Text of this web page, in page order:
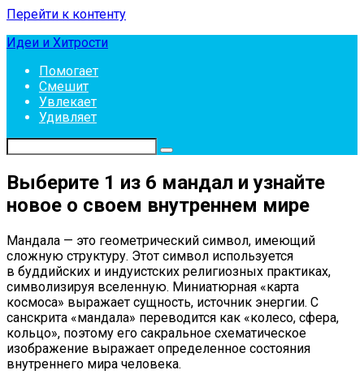
Перейти к контенту
Идеи и Хитрости
Помогает
Смешит
Увлекает
Удивляет
Выберите 1 из 6 мандал и узнайте
новое о своем внутреннем мире
Мандала — это геометрический символ, имеющий
сложную структуру. Этот символ используется
в буддийских и индуистских религиозных практиках,
символизируя вселенную. Миниатюрная «карта
космоса» выражает сущность, источник энергии. С
санскрита «мандала» переводится как «колесо, сфера,
кольцо», поэтому его сакральное схематическое
изображение выражает определенное состояния
внутреннего мира человека.